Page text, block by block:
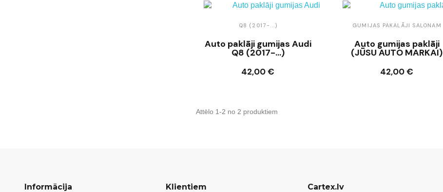
Q8 (2017-...)
Auto paklāji gumijas Audi
Q8 (2017-...)
42,00 €
Ielikt grozā
GUMIJAS PAKALĀJI SALONAM
Auto gumijas paklāji
(JŪSU AUTO MARKAI)
42,00 €
Ielikt grozā
Attēlo 1-2 no 2 produktiem
Informācija Klientiem Cartex.lv